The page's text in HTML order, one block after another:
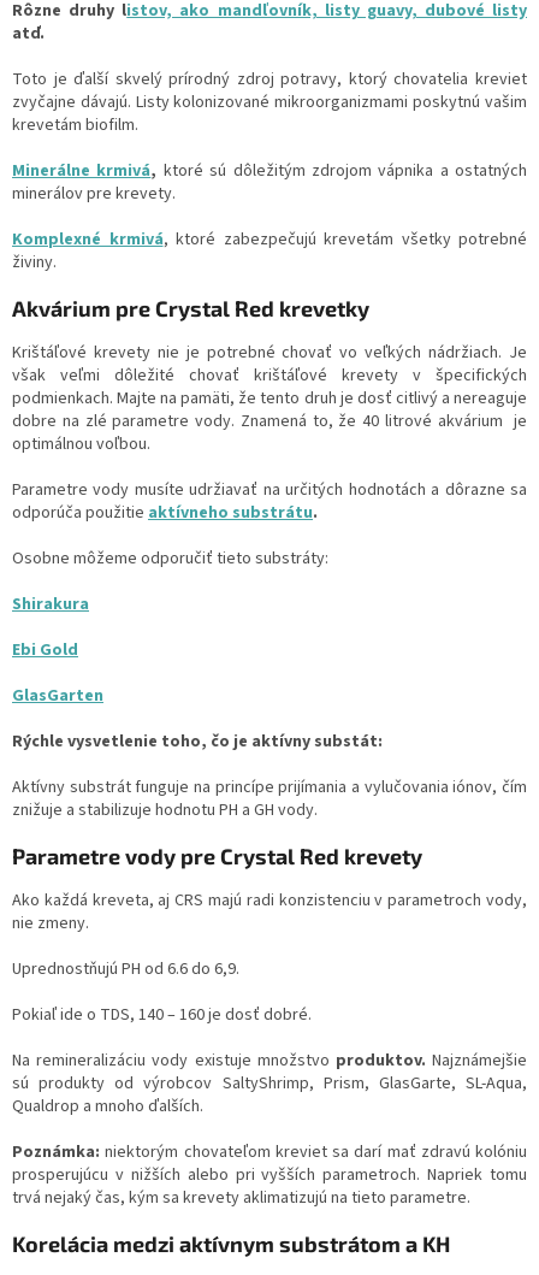
Rôzne druhy listov, ako mandľovník, listy guavy, dubové listy
atď.
Toto je ďalší skvelý prírodný zdroj potravy, ktorý chovatelia kreviet
zvyčajne dávajú. Listy kolonizované mikroorganizmami poskytnú vašim
krevetám biofilm.
Minerálne krmivá, ktoré sú dôležitým zdrojom vápnika a ostatných
minerálov pre krevety.
Komplexné krmivá, ktoré zabezpečujú krevetám všetky potrebné
živiny.
Akvárium pre Crystal Red krevetky
Krištáľové krevety nie je potrebné chovať vo veľkých nádržiach. Je
však veľmi dôležité chovať krištáľové krevety v špecifických
podmienkach. Majte na pamäti, že tento druh je dosť citlivý a nereaguje
dobre na zlé parametre vody. Znamená to, že 40 litrové akvárium je
optimálnou voľbou.
Parametre vody musíte udržiavať na určitých hodnotách a dôrazne sa
odporúča použitie aktívneho substrátu.
Osobne môžeme odporučiť tieto substráty:
Shirakura
Ebi Gold
GlasGarten
Rýchle vysvetlenie toho, čo je aktívny substát:
Aktívny substrát funguje na princípe prijímania a vylučovania iónov, čím
znižuje a stabilizuje hodnotu PH a GH vody.
Parametre vody pre Crystal Red krevety
Ako každá kreveta, aj CRS majú radi konzistenciu v parametroch vody,
nie zmeny.
Uprednostňujú PH od 6.6 do 6,9.
Pokiaľ ide o TDS, 140 – 160 je dosť dobré.
Na remineralizáciu vody existuje množstvo produktov.Najznámejšie
sú produkty od výrobcov SaltyShrimp, Prism, GlasGarte, SL-Aqua,
Qualdrop a mnoho ďalších.
Poznámka: niektorým chovateľom kreviet sa darí mať zdravú kolóniu
prosperujúcu v nižších alebo pri vyšších parametroch. Napriek tomu
trvá nejaký čas, kým sa krevety aklimatizujú na tieto parametre.
Korelácia medzi aktívnym substrátom a KH